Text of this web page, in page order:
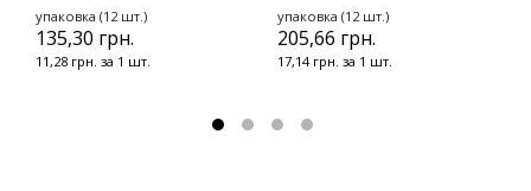
упаковка (12 шт.)
135,30 грн.
11,28 грн. за 1 шт.
упаковка (12 шт.)
205,66 грн.
17,14 грн. за 1 шт.